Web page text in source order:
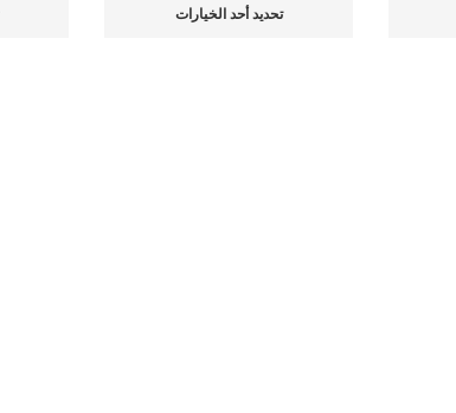
تحديد أحد الخيارات